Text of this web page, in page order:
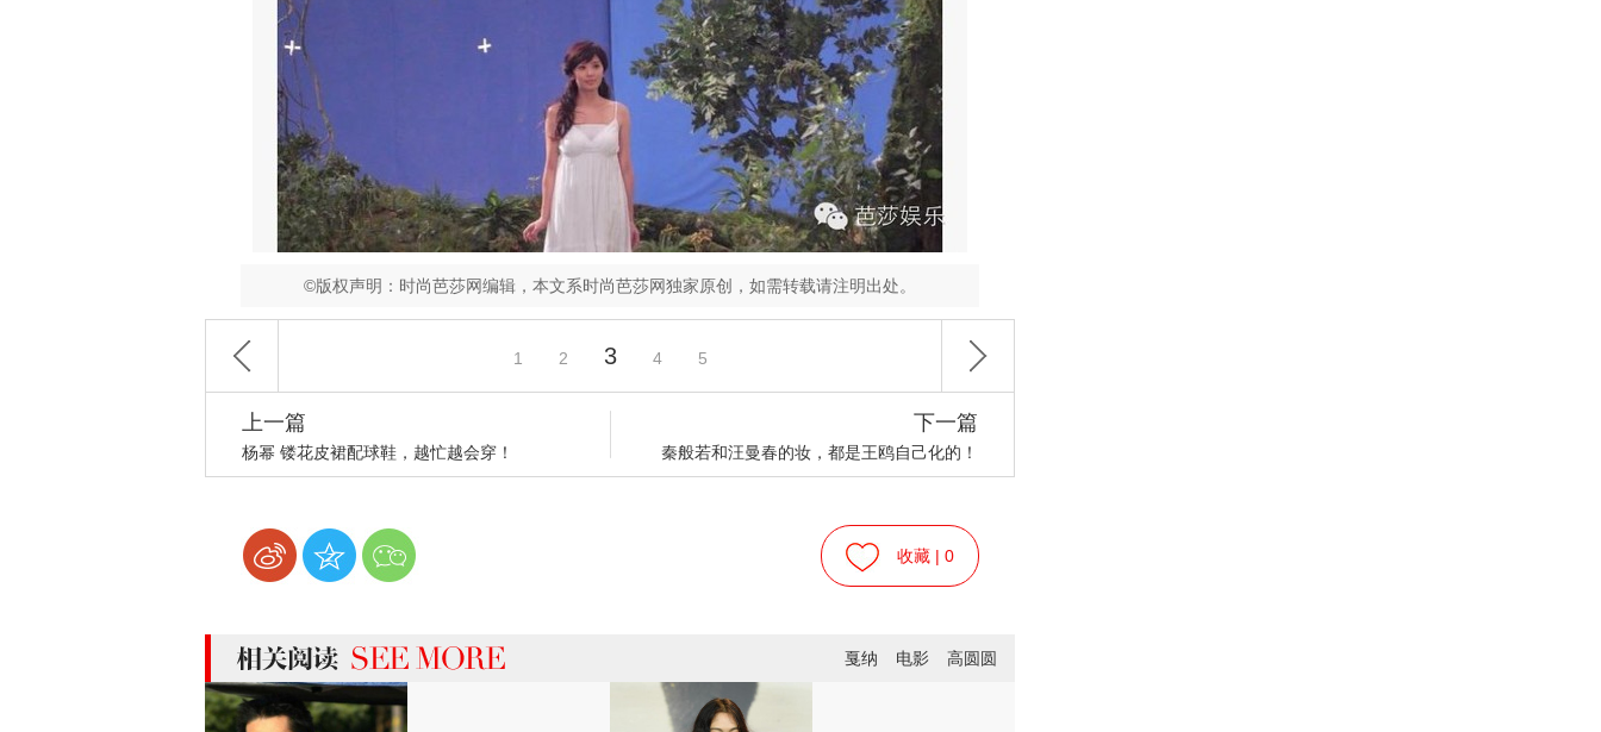
©版权声明：时尚芭莎网编辑，本文系时尚芭莎网独家原创，如需转载请注明出处。
1 2 3 4 5
上一篇
杨幂 镂花皮裙配球鞋，越忙越会穿！
下一篇
秦般若和汪曼春的妆，都是王鸥自己化的！
收藏 | 0
more 相关阅读
戛纳 电影 高圆圆